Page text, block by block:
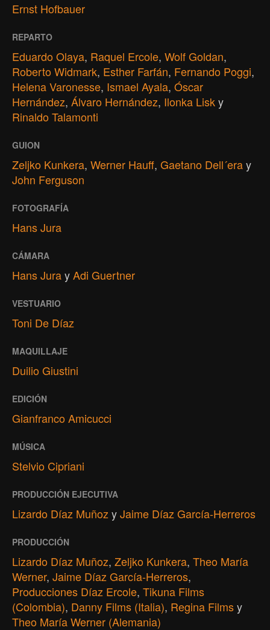
Ernst Hofbauer
REPARTO
Eduardo Olaya, Raquel Ercole, Wolf Goldan,
Roberto Widmark, Esther Farfán, Fernando Poggi,
Helena Varonesse, Ismael Ayala, Óscar
Hernández, Álvaro Hernández, Ilonka Lisky
Rinaldo Talamonti
GUION
Zeljko Kunkera, Werner Hauff, Gaetano Dell´eray
John Ferguson
FOTOGRAFÍA
Hans Jura
CÁMARA
Hans JurayAdi Guertner
VESTUARIO
Toni De Díaz
MAQUILLAJE
Duilio Giustini
EDICIÓN
Gianfranco Amicucci
MÚSICA
Stelvio Cipriani
PRODUCCIÓN EJECUTIVA
Lizardo Díaz Muñoz yJaime Díaz García-Herreros
PRODUCCIÓN
Lizardo Díaz Muñoz, Zeljko Kunkera, Theo María
Werner, Jaime Díaz García-Herreros,
Producciones Díaz Ercole, Tikuna Films
(Colombia), Danny Films (Italia), Regina Filmsy
Theo María Werner (Alemania)